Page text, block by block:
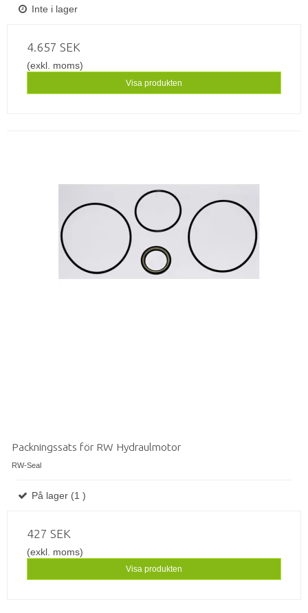
Inte i lager
4.657 SEK
(exkl. moms)
Visa produkten
Packningssats för RW Hydraulmotor
RW-Seal
På lager (1 )
427 SEK
(exkl. moms)
Visa produkten